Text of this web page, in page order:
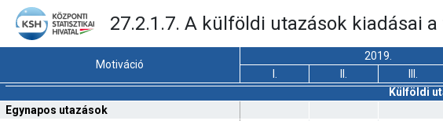
27.2.1.7. A külföldi utazások kiadásai
Motiváció
2019.
Külföldi
Egynapos utazások